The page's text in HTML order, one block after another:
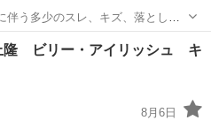
現地でご確認ください ・お値引き
※中古品のため、状態については
隆 ビリー・アイリッシュ キ
8月6日